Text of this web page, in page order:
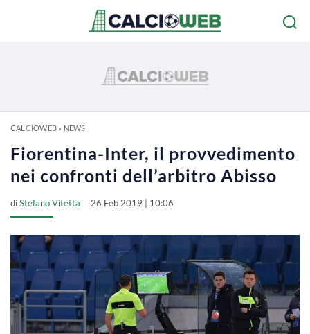
CALCIOWEB» NEWS
Fiorentina-Inter, il provvedimento
nei confronti dell’arbitro Abisso
diStefano Vitetta 26 Feb 2019 | 10:06